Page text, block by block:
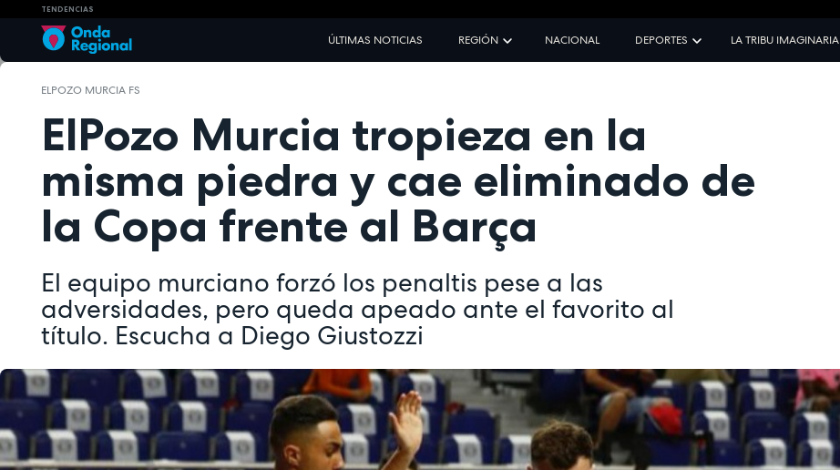
TENDENCIAS
ÚLTIMAS NOTICIAS REGIÓN NACIONAL DEPORTES LA TRIBU IMAGINARIA
ELPOZO MURCIA FS
ElPozo Murcia tropieza en la
misma piedra y cae eliminado de
la Copa frente al Barça
El equipo murciano forzó los penaltis pese a las
adversidades, pero queda apeado ante el favorito al
título. Escucha a Diego Giustozzi